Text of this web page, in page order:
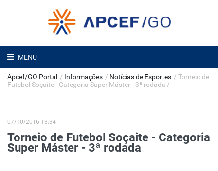
MENU
Apcef/GO Portal / Informações / Notícias de Esportes / Torneio de
Futebol Soçaite - Categoria Super Máster - 3ª rodada /
07/10/2016 13:34
Torneio de Futebol Soçaite - Categoria
Super Máster - 3ª rodada